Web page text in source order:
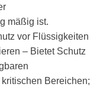
mäßig ist.
vor Flüssigkeiten
– Bietet Schutz
Bereichen;